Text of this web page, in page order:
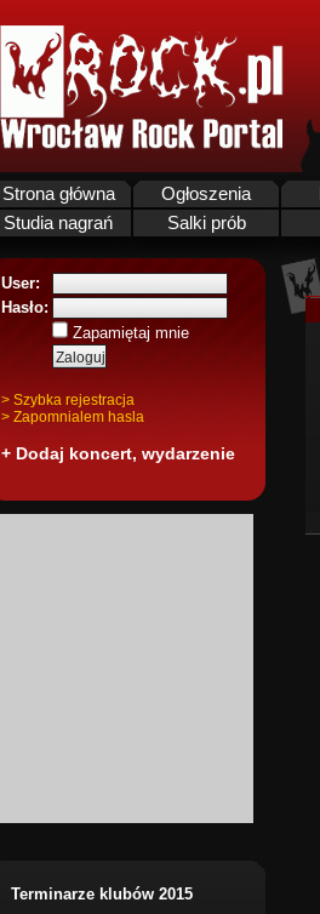
Strona główna Ogłoszenia
Studia nagrań
Salki prób
User:
Hasło:
Zapamiętaj mnie
> Szybka rejestracja
> Zapomnialem hasla
+ Dodaj koncert, wydarzenie
Terminarze klubów 2015